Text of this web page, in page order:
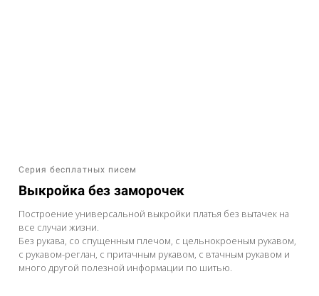
Серия бесплатных писем
Выкройка без заморочек
Построение универсальной выкройки платья без вытачек на
все случаи жизни.
Без рукава, со спущенным плечом, с цельнокроеным рукавом,
с рукавом-реглан, с притачным рукавом, с втачным рукавом и
много другой полезной информации по шитью.